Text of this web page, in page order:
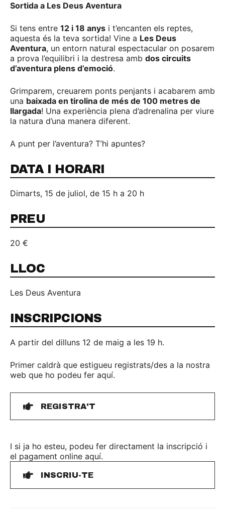
Sortida a Les Deus Aventura
Si tens entre 12 i 18 anys i t’encanten els reptes,
aquesta és la teva sortida! Vine a Les Deus
Aventura, un entorn natural espectacular on posarem
a prova l’equilibri i la destresa amb dos circuits
d’aventura plens d’emoció.
Grimparem, creuarem ponts penjants i acabarem amb
una baixada en tirolina de més de 100 metres de
llargada! Una experiència plena d’adrenalina per viure
la natura d’una manera diferent.
A punt per l’aventura? T’hi apuntes?
DATA I HORARI
Dimarts, 15 de juliol, de 15 h a 20 h
PREU
20 €
LLOC
Les Deus Aventura
INSCRIPCIONS
A partir del dilluns 12 de maig a les 19 h.
Primer caldrà que estigueu registrats/des a la nostra
web que ho podeu fer aquí.
REGISTRA'T
I si ja ho esteu, podeu fer directament la inscripció i
el pagament online aquí.
INSCRIU-TE